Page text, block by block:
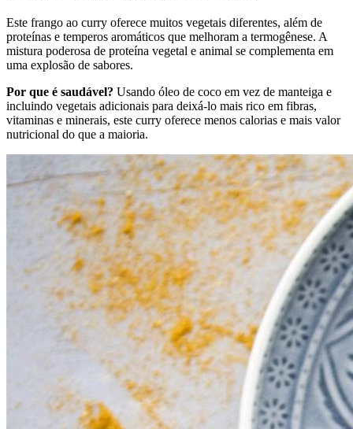
Este frango ao curry oferece muitos vegetais diferentes, além de
proteínas e temperos aromáticos que melhoram a termogênese. A
mistura poderosa de proteína vegetal e animal se complementa em
uma explosão de sabores.
Por que é saudável? Usando óleo de coco em vez de manteiga e
incluindo vegetais adicionais para deixá-lo mais rico em fibras,
vitaminas e minerais, este curry oferece menos calorias e mais valor
nutricional do que a maioria.